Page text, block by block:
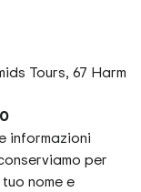
Tours, 67 Harm
informazioni
per
nome e